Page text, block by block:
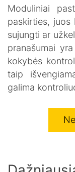
ES
Moduliniai
paskirties, juos
sujungti ar
pranašumai
kokybės
taip
galima